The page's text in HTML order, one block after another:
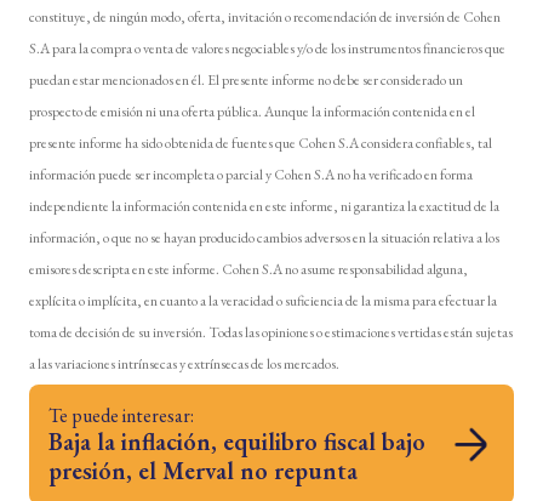
constituye, de ningún modo, oferta, invitación o recomendación de inversión de Cohen
S.A para la compra o venta de valores negociables y/o de los instrumentos financieros que
puedan estar mencionados en él. El presente informe no debe ser considerado un
prospecto de emisión ni una oferta pública. Aunque la información contenida en el
presente informe ha sido obtenida de fuentes que Cohen S.A considera confiables, tal
información puede ser incompleta o parcial y Cohen S.A no ha verificado en forma
independiente la información contenida en este informe, ni garantiza la exactitud de la
información, o que no se hayan producido cambios adversos en la situación relativa a los
emisores descripta en este informe. Cohen S.A no asume responsabilidad alguna,
explícita o implícita, en cuanto a la veracidad o suficiencia de la misma para efectuar la
toma de decisión de su inversión. Todas las opiniones o estimaciones vertidas están sujetas
a las variaciones intrínsecas y extrínsecas de los mercados.
Te puede interesar:
Baja la inflación, equilibro fiscal bajo
presión, el Merval no repunta